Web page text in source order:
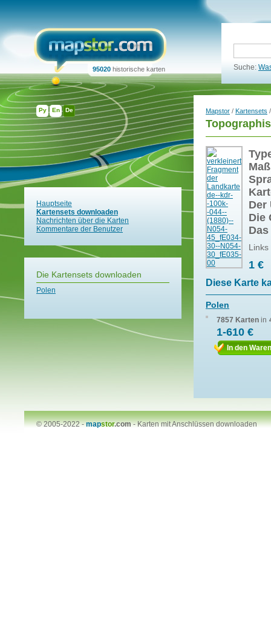
Ру En De
95020 historische karten Suche:
Hauptseite
Kartensets downloaden
Nachrichten über die Karten
Kommentare der Benutzer
Die Kartensets downloaden
Polen
Mapstor / Kartensets
Der
Die
1 €
Diese Karte
Polen
7857 Karten in
1-610 €
In den
© 2005-2022 -mapstor.com-Karten mit Anschlüssen downloaden